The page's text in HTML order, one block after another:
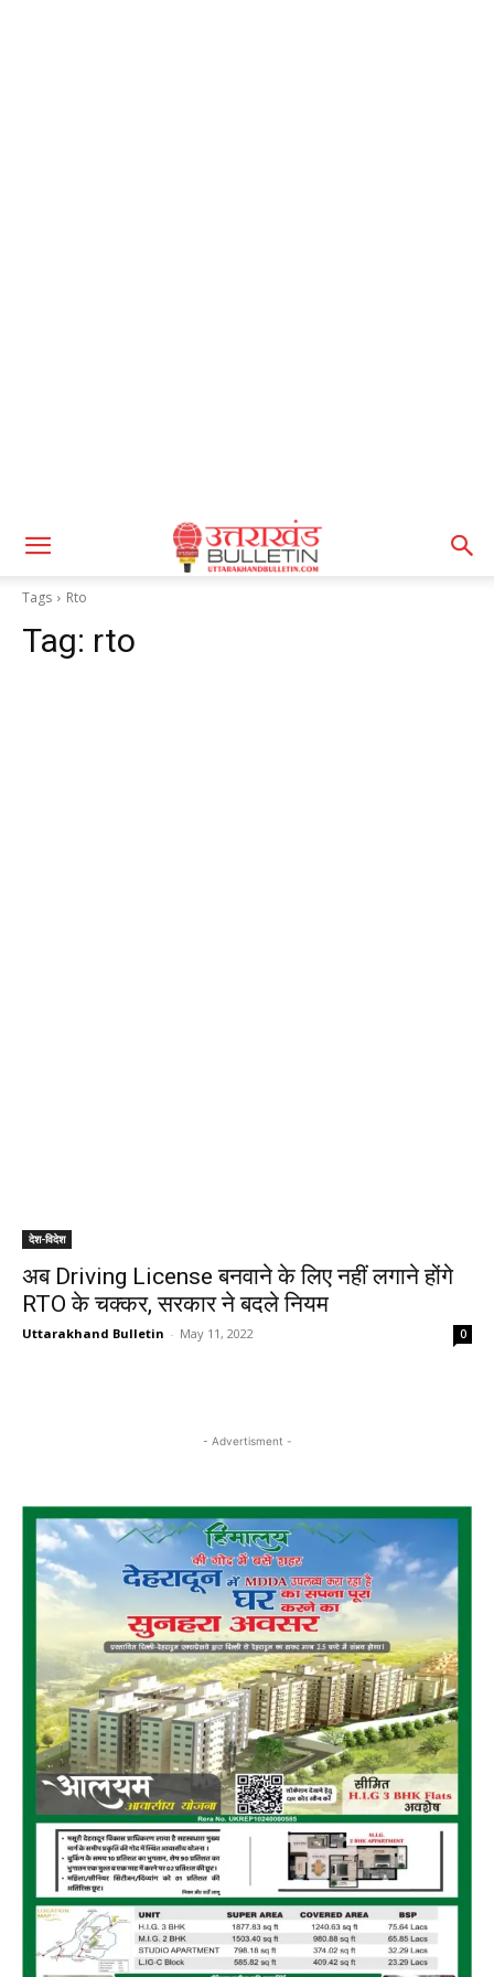
Tags Rto
Tag: rto
देश-विदेश
अब Driving License बनवाने के लिए नहीं लगाने होंगे
RTO के चक्कर, सरकार ने बदले नियम
Uttarakhand Bulletin - May 11, 2022 0
- Advertisment -